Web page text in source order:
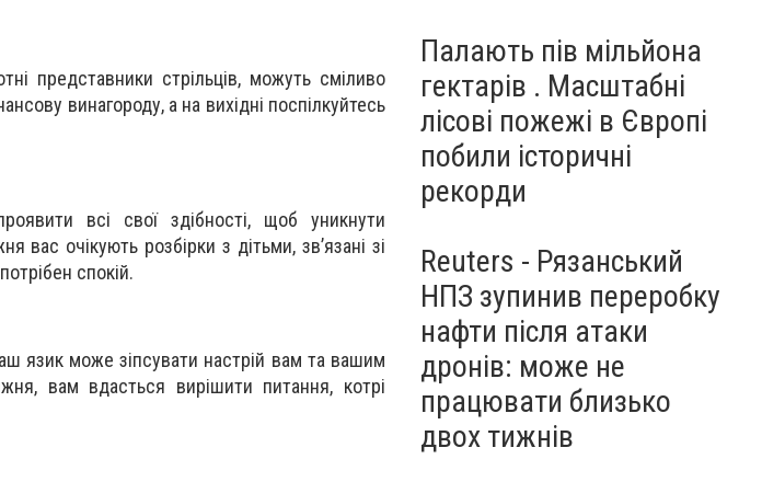
представники стрільців, можуть сміливо
винагороду, а на вихідні поспілкуйтесь
всі свої здібності, щоб уникнути
вас очікують розбірки з дітьми, зв’язані зі
спокій.
язик може зіпсувати настрій вам та вашим
вам вдасться вирішити питання, котрі
Палають пів мільйона
гектарів . Масштабні
лісові пожежі в Європі
побили історичні
рекорди
Reuters - Рязанський
НПЗ зупинив переробку
нафти після атаки
дронів: може не
працювати близько
двох тижнів